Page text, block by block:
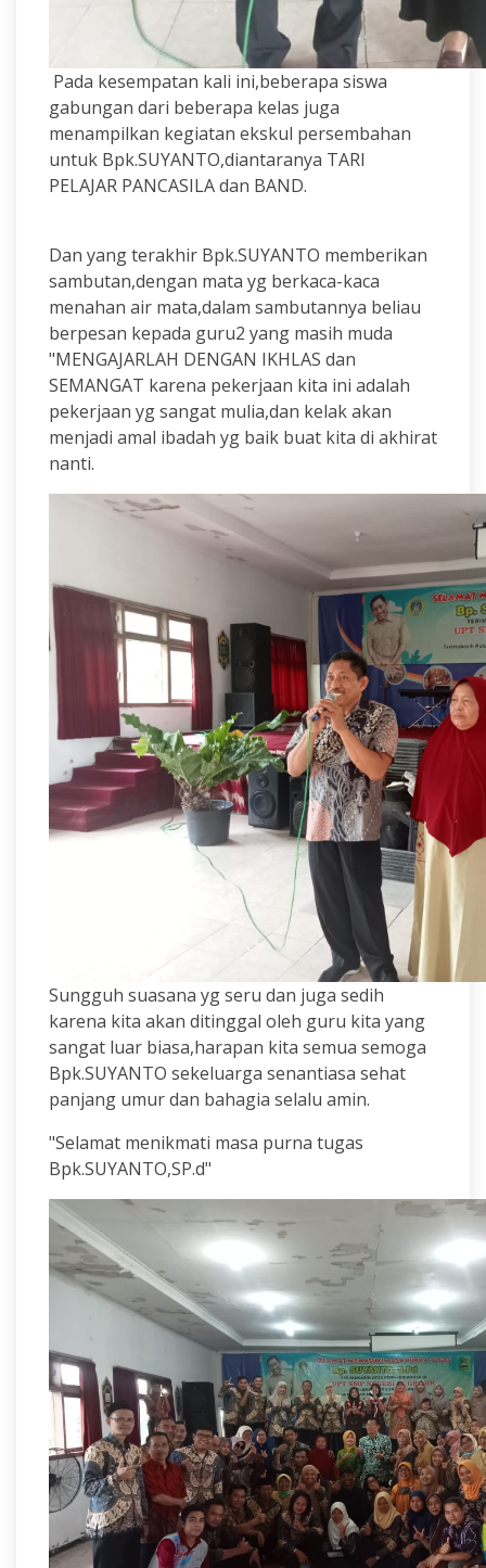
Pada kesempatan kali ini,beberapa siswa
gabungan dari beberapa kelas juga
menampilkan kegiatan ekskul persembahan
untuk Bpk.SUYANTO,diantaranya TARI
PELAJAR PANCASILA dan BAND.
Dan yang terakhir Bpk.SUYANTO memberikan
sambutan,dengan mata yg berkaca-kaca
menahan air mata,dalam sambutannya beliau
berpesan kepada guru2 yang masih muda
"MENGAJARLAH DENGAN IKHLAS dan
SEMANGAT karena pekerjaan kita ini adalah
pekerjaan yg sangat mulia,dan kelak akan
menjadi amal ibadah yg baik buat kita di akhirat
nanti.
Sungguh suasana yg seru dan juga sedih
karena kita akan ditinggal oleh guru kita yang
sangat luar biasa,harapan kita semua semoga
Bpk.SUYANTO sekeluarga senantiasa sehat
panjang umur dan bahagia selalu amin.
"Selamat menikmati masa purna tugas
Bpk.SUYANTO,SP.d"